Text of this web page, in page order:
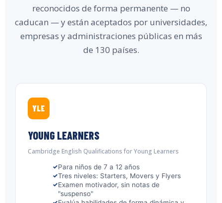
reconocidos de forma permanente — no
caducan — y están aceptados por universidades,
empresas y administraciones públicas en más
de 130 países.
YLE
YOUNG LEARNERS
Cambridge English Qualifications for Young Learners
Para niños de 7 a 12 años
Tres niveles: Starters, Movers y Flyers
Examen motivador, sin notas de
"suspenso"